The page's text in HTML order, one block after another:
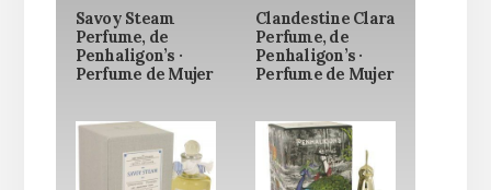
Savoy Steam
Perfume, de
Penhaligon’s ·
Perfume de Mujer
Clandestine Clara
Perfume, de
Penhaligon’s ·
Perfume de Mujer